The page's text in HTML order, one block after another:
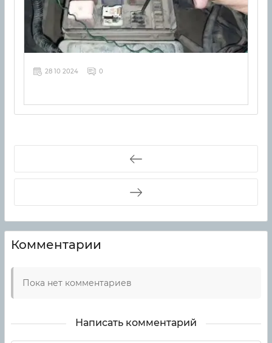
28 10 2024 0
Комментарии
Пока нет комментариев
Написать комментарий